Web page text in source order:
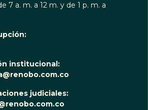
7 a. m. a 12 m. y de 1 p. m. a
institucional:
judiciales: